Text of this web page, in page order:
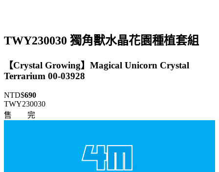
TWY230030 獨角獸水晶花園種植套組
【Crystal Growing】Magical Unicorn Crystal
Terrarium 00-03928
NTD$690
TWY230030
售 完